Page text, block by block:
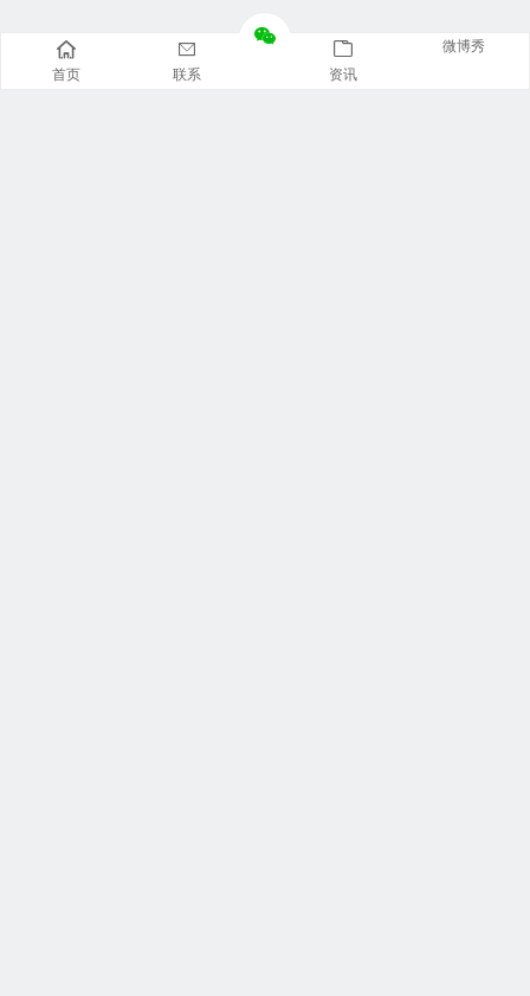
首页 联系 资讯
微博秀